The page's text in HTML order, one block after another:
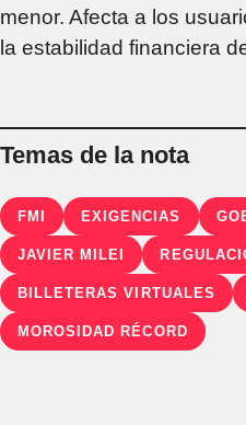
menor. Afecta a los
la estabilidad financiera
Temas de la nota
FMI EXIGENCIAS
JAVIER MILEI
BILLETERAS VIRTUALES
MOROSIDAD RÉCORD